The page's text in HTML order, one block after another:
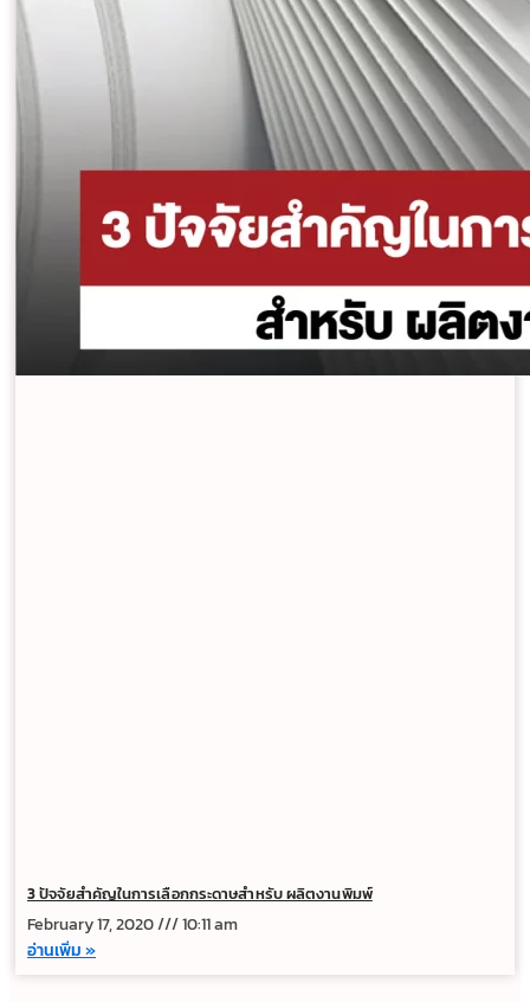
3 ปัจจัยสำคัญในการเลือกกระดาษสำหรับ ผลิตงานพิมพ์
February 17, 2020
10:11 am
อ่านเพิ่ม »